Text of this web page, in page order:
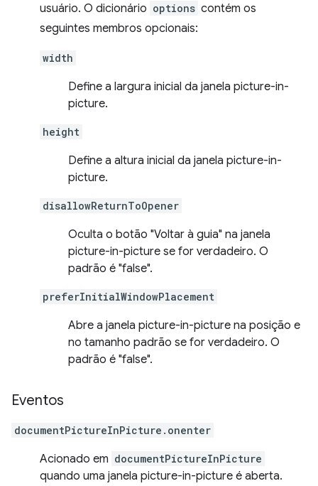
usuário. O dicionário options contém os
seguintes membros opcionais:
width
Define a largura inicial da janela picture-in-
picture.
height
Define a altura inicial da janela picture-in-
picture.
disallowReturnToOpener
Oculta o botão "Voltar à guia" na janela
picture-in-picture se for verdadeiro. O
padrão é "false".
preferInitialWindowPlacement
Abre a janela picture-in-picture na posição e
no tamanho padrão se for verdadeiro. O
padrão é "false".
Eventos
documentPictureInPicture.onenter
Acionado em documentPictureInPicture
quando uma janela picture-in-picture é aberta.